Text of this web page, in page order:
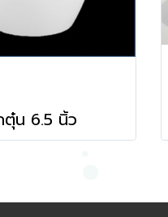
ตุ๋น 6.5 นิ้ว